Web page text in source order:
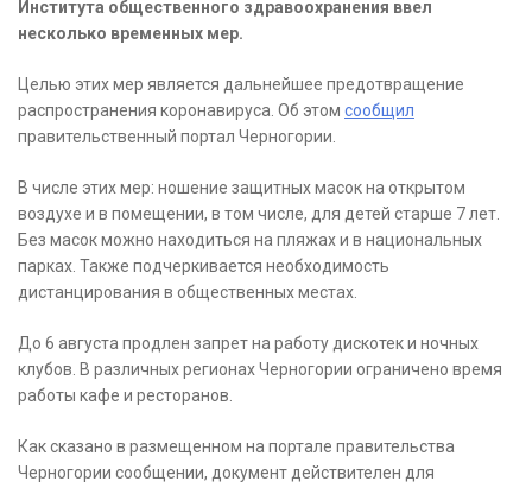
Института общественного здравоохранения ввел
несколько временных мер.
Целью этих мер является дальнейшее предотвращение
распространения коронавируса. Об этом сообщил
правительственный портал Черногории.
В числе этих мер: ношение защитных масок на открытом
воздухе и в помещении, в том числе, для детей старше 7 лет.
Без масок можно находиться на пляжах и в национальных
парках. Также подчеркивается необходимость
дистанцирования в общественных местах.
До 6 августа продлен запрет на работу дискотек и ночных
клубов. В различных регионах Черногории ограничено время
работы кафе и ресторанов.
Как сказано в размещенном на портале правительства
Черногории сообщении, документ действителен для